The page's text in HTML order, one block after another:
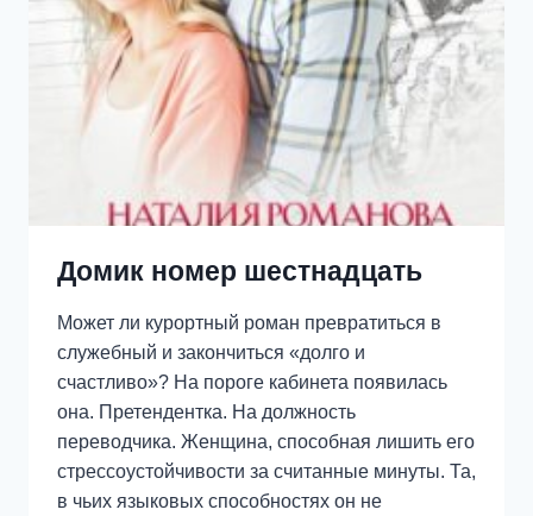
Домик номер шестнадцать
Может ли курортный роман превратиться в
служебный и закончиться «долго и
счастливо»? На пороге кабинета появилась
она. Претендентка. На должность
переводчика. Женщина, способная лишить его
стрессоустойчивости за считанные минуты. Та,
в чьих языковых способностях он не